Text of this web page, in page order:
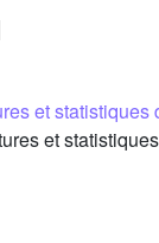
et
et